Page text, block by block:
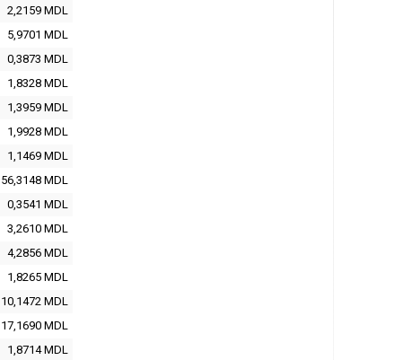
2,2159 MDL
5,9701 MDL
0,3873 MDL
1,8328 MDL
1,3959 MDL
1,9928 MDL
1,1469 MDL
56,3148 MDL
0,3541 MDL
3,2610 MDL
4,2856 MDL
1,8265 MDL
10,1472 MDL
17,1690 MDL
1,8714 MDL